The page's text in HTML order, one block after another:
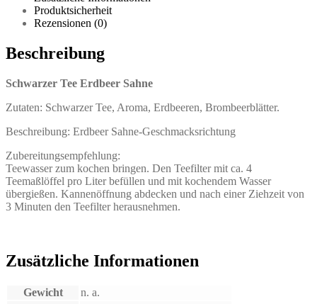
Produktsicherheit
Rezensionen (0)
Beschreibung
Schwarzer Tee Erdbeer Sahne
Zutaten: Schwarzer Tee, Aroma, Erdbeeren, Brombeerblätter.
Beschreibung: Erdbeer Sahne-Geschmacksrichtung
Zubereitungsempfehlung:
Teewasser zum kochen bringen. Den Teefilter mit ca. 4
Teemaßlöffel pro Liter befüllen und mit kochendem Wasser
übergießen. Kannenöffnung abdecken und nach einer Ziehzeit von
3 Minuten den Teefilter herausnehmen.
Zusätzliche Informationen
Gewicht n. a.